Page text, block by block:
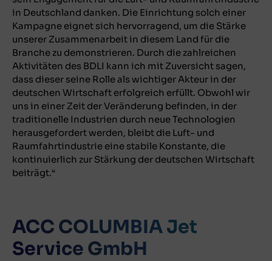
in Deutschland danken. Die Einrichtung solch einer
Kampagne eignet sich hervorragend, um die Stärke
unserer Zusammenarbeit in diesem Land für die
Branche zu demonstrieren. Durch die zahlreichen
Aktivitäten des BDLI kann ich mit Zuversicht sagen,
dass dieser seine Rolle als wichtiger Akteur in der
deutschen Wirtschaft erfolgreich erfüllt. Obwohl wir
uns in einer Zeit der Veränderung befinden, in der
traditionelle Industrien durch neue Technologien
herausgefordert werden, bleibt die Luft- und
Raumfahrtindustrie eine stabile Konstante, die
kontinuierlich zur Stärkung der deutschen Wirtschaft
beiträgt.“
ACC COLUMBIA Jet
Service GmbH